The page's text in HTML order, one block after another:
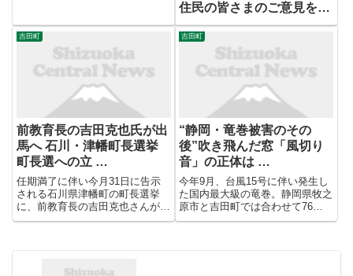
住民の皆さまのご意見を募
集します
吉田町
前教育長の吉田克也氏が出
馬へ 石川・津幡町長選挙
町長選への立 …
任期満了に伴い今月31日に告示
される石川県津幡町の町長選挙
に、前教育長の吉田克也さんが立
候補を表明しました。 前津幡町
石川県津幡町出身の68歳。 ...
吉田町
“静岡・竜巻被害のその
後”吹き飛んだ窓「風切り
音」の正体は …
今年9月、台風15号に伴い発生し
た国内最大級の竜巻。静岡県牧之
原市と吉田町では合わせて76棟
が全壊、1700棟以上に被害が出